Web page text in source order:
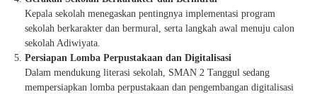
Kepala sekolah menegaskan pentingnya implementasi program
sekolah berkarakter dan bermural, serta langkah awal menuju calon
sekolah Adiwiyata.
Persiapan Lomba Perpustakaan dan Digitalisasi
Dalam mendukung literasi sekolah, SMAN 2 Tanggul sedang
mempersiapkan lomba perpustakaan dan pengembangan digitalisasi